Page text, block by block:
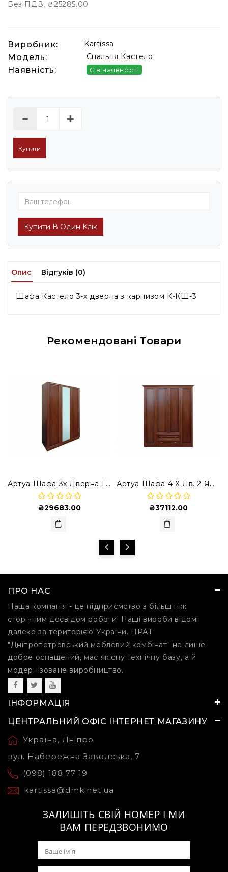
Без ПДВ: ₴25285.00
Виробник: Kartissa
Модель: Спальня Кастело
Наявність: Є в наявності
Купити
Купити В Один Клік
Опис Відгуків (0)
Шафа Кастело 3-х дверна з карнизом К-КШ-3
Рекомендовані Товари
Артуа Шафа 3х Дверна ГР-Ш 3.3
₴29683.00
Артуа Шафа 4 Х Дв. 2 Ящ. ГР-Ш 4.3
₴37112.00
ПРО НАС
Наша компанія - це підприємство з більш ніж
сторічним досвідом роботи. Наші вироби відомі
далеко за територією України. ПРАТ
"Дніпропетровський меблевий комбінат" не лише
добре оснащений, має якісну технічну базу, а й
модернізоване виробництво.
ІНФОРМАЦІЯ
ЦЕНТРАЛЬНИЙ ОФІС ІНТЕРНЕТ МАГАЗИНУ
Україна, Дніпро
вул. Набережна Заводська, 7
(098) 188 77 19
kartissa@dmk.net.ua
ЗАЛИШІТЬ СВІЙ НОМЕР І МИ
ВАМ ПЕРЕДЗВОНИМО